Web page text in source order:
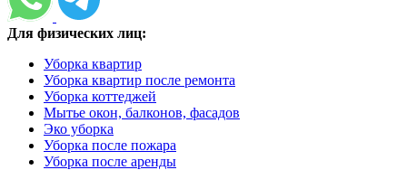
Для физических лиц:
Уборка квартир
Уборка квартир после ремонта
Уборка коттеджей
Мытье окон, балконов, фасадов
Эко уборка
Уборка после пожара
Уборка после аренды